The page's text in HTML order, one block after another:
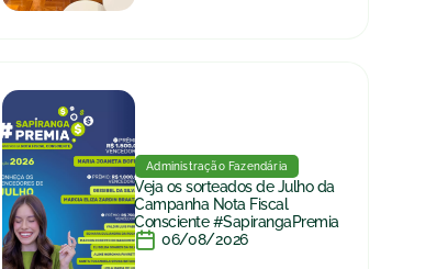
Administração Fazendária
Veja os sorteados de Julho da
Campanha Nota Fiscal
Consciente #SapirangaPremia
06/08/2026